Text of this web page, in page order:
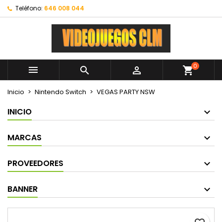
Teléfono: 646 008 044
   shopping_cart0
Inicio Nintendo Switch VEGAS PARTY NSW
INICIO
MARCAS
PROVEEDORES
BANNER